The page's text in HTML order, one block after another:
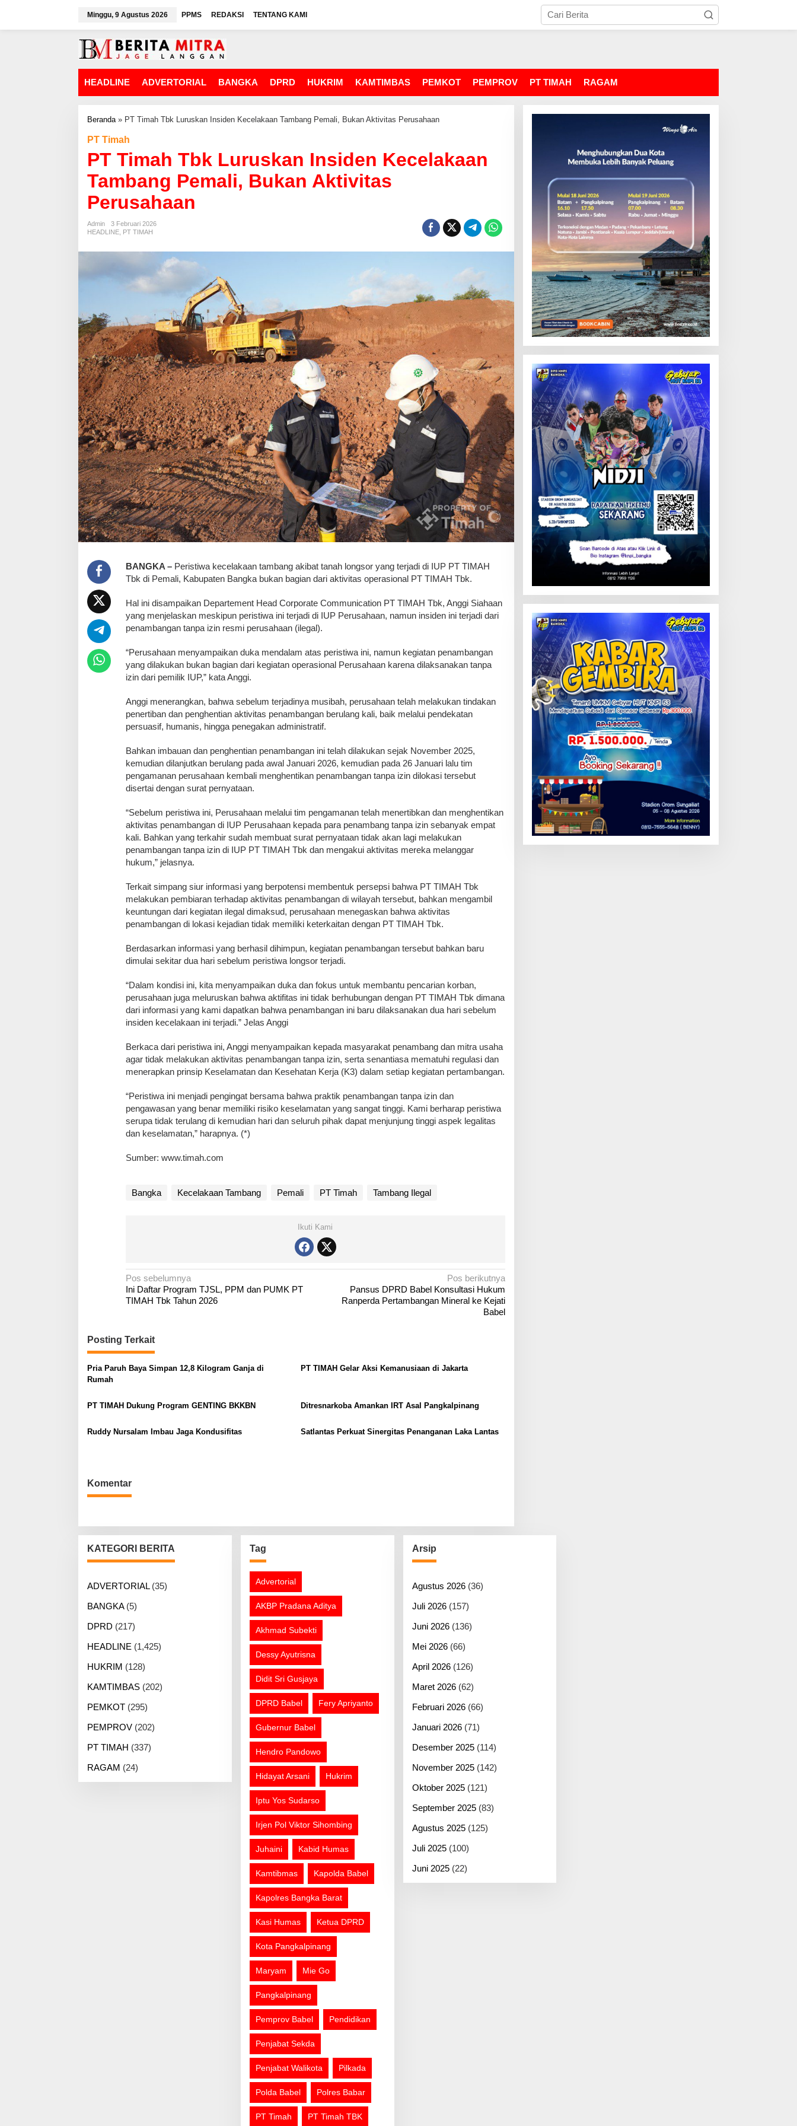
w
Minggu, 9 Agustus 2026 PPMS REDAKSI TENTANG KAMI
HEADLINE ADVERTORIAL BANGKA DPRD HUKRIM KAMTIMBAS PEMKOT PEMPROV PT TIMAH RAGAM
Beranda» PT Timah Tbk Luruskan Insiden Kecelakaan Tambang Pemali, Bukan Aktivitas Perusahaan
PT Timah
PT Timah Tbk Luruskan Insiden Kecelakaan
Tambang Pemali, Bukan Aktivitas
Perusahaan
Admin
3 Februari 2026
HEADLINE PT TIMAH
BANGKA –Peristiwa kecelakaan tambang akibat tanah longsor yang terjadi di IUP PT TIMAH
Tbk di Pemali, Kabupaten Bangka bukan bagian dari aktivitas operasional PT TIMAH Tbk.
Hal ini disampaikan Departement Head Corporate Communication PT TIMAH Tbk, Anggi Siahaan
yang menjelaskan meskipun peristiwa ini terjadi di IUP Perusahaan, namun insiden ini terjadi dari
penambangan tanpa izin resmi perusahaan (ilegal).
“Perusahaan menyampaikan duka mendalam atas peristiwa ini, namun kegiatan penambangan
yang dilakukan bukan bagian dari kegiatan operasional Perusahaan karena dilaksanakan tanpa
izin dari pemilik IUP,” kata Anggi.
Anggi menerangkan, bahwa sebelum terjadinya musibah, perusahaan telah melakukan tindakan
penertiban dan penghentian aktivitas penambangan berulang kali, baik melalui pendekatan
persuasif, humanis, hingga penegakan administratif.
Bahkan imbauan dan penghentian penambangan ini telah dilakukan sejak November 2025,
kemudian dilanjutkan berulang pada awal Januari 2026, kemudian pada 26 Januari lalu tim
pengamanan perusahaan kembali menghentikan penambangan tanpa izin dilokasi tersebut
disertai dengan surat pernyataan.
“Sebelum peristiwa ini, Perusahaan melalui tim pengamanan telah menertibkan dan menghentikan
aktivitas penambangan di IUP Perusahaan kepada para penambang tanpa izin sebanyak empat
kali. Bahkan yang terkahir sudah membuat surat pernyataan tidak akan lagi melakukan
penambangan tanpa izin di IUP PT TIMAH Tbk dan mengakui aktivitas mereka melanggar
hukum,” jelasnya.
Terkait simpang siur informasi yang berpotensi membentuk persepsi bahwa PT TIMAH Tbk
melakukan pembiaran terhadap aktivitas penambangan di wilayah tersebut, bahkan mengambil
keuntungan dari kegiatan ilegal dimaksud, perusahaan menegaskan bahwa aktivitas
penambangan di lokasi kejadian tidak memiliki keterkaitan dengan PT TIMAH Tbk.
Berdasarkan informasi yang berhasil dihimpun, kegiatan penambangan tersebut bahkan baru
dimulai sekitar dua hari sebelum peristiwa longsor terjadi.
“Dalam kondisi ini, kita menyampaikan duka dan fokus untuk membantu pencarian korban,
perusahaan juga meluruskan bahwa aktifitas ini tidak berhubungan dengan PT TIMAH Tbk dimana
dari informasi yang kami dapatkan bahwa penambangan ini baru dilaksanakan dua hari sebelum
insiden kecelakaan ini terjadi.” Jelas Anggi
Berkaca dari peristiwa ini, Anggi menyampaikan kepada masyarakat penambang dan mitra usaha
agar tidak melakukan aktivitas penambangan tanpa izin, serta senantiasa mematuhi regulasi dan
menerapkan prinsip Keselamatan dan Kesehatan Kerja (K3) dalam setiap kegiatan pertambangan.
“Peristiwa ini menjadi pengingat bersama bahwa praktik penambangan tanpa izin dan
pengawasan yang benar memiliki risiko keselamatan yang sangat tinggi. Kami berharap peristiwa
serupa tidak terulang di kemudian hari dan seluruh pihak dapat menjunjung tinggi aspek legalitas
dan keselamatan,” harapnya. (*)
Sumber: www.timah.com
Bangka Kecelakaan Tambang Pemali PT Timah Tambang Ilegal
Ikuti Kami
N
a
g
a
s
p
s
Pos sebelumnya
Ini Daftar Program TJSL, PPM dan PUMK PT
TIMAH Tbk Tahun 2026
Pos berikutnya
Pansus DPRD Babel Konsultasi Hukum
Ranperda Pertambangan Mineral ke Kejati
Babel
Posting Terkait
Pria Paruh Baya Simpan 12,8 Kilogram Ganja di
Rumah
PT TIMAH Gelar Aksi Kemanusiaan di Jakarta
PT TIMAH Dukung Program GENTING BKKBN Ditresnarkoba Amankan IRT Asal Pangkalpinang
Ruddy Nursalam Imbau Jaga Kondusifitas Satlantas Perkuat Sinergitas Penanganan Laka Lantas
Komentar
KATEGORI BERITA
ADVERTORIAL(35)
BANGKA(5)
DPRD (217)
HEADLINE (1,425)
HUKRIM (128)
KAMTIMBAS (202)
PEMKOT (295)
PEMPROV (202)
PT TIMAH (337)
RAGAM (24)
Tag
Advertorial
AKBP Pradana Aditya
Akhmad Subekti
Dessy Ayutrisna
Didit Sri Gusjaya
DPRD Babel Fery Apriyanto
Gubernur Babel
Hendro Pandowo
Hidayat Arsani Hukrim
Iptu Yos Sudarso
Irjen Pol Viktor Sihombing
Juhaini Kabid Humas
Kamtibmas Kapolda Babel
Kapolres Bangka Barat
Kasi Humas Ketua DPRD
Kota Pangkalpinang
Maryam Mie Go
Pangkalpinang
Pemprov Babel Pendidikan
Penjabat Sekda
Penjabat Walikota Pilkada
Polda Babel Polres Babar
PT Timah PT Timah TBK
Arsip
Agustus 2026(36)
Juli 2026(157)
Juni 2026(136)
Mei 2026(66)
April 2026(126)
Maret 2026(62)
Februari 2026(66)
Januari 2026(71)
Desember 2025(114)
November 2025(142)
Oktober 2025(121)
September 2025(83)
Agustus 2025(125)
Juli 2025(100)
Juni 2025(22)